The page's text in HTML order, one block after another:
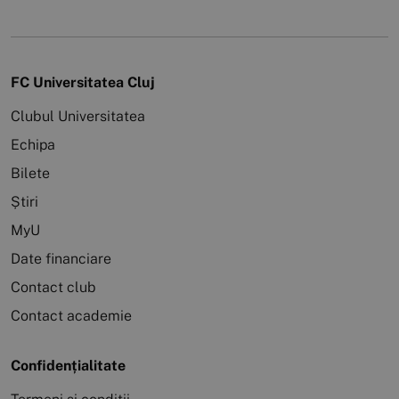
FC Universitatea Cluj
Clubul Universitatea
Echipa
Bilete
Știri
MyU
Date financiare
Contact club
Contact academie
Confidențialitate